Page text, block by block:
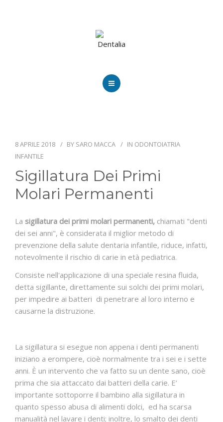
PRESTAZIONI
BLOG
PUBBLICAZIONI
ORARI
8 APRILE 2018 BY SARO MACCA IN ODONTOIATRIA
INFANTILE
Sigillatura Dei Primi
Molari Permanenti
La sigillatura dei primi molari permanenti, chiamati "denti
dei sei anni", è considerata il miglior metodo di
prevenzione della salute dentaria infantile, riduce, infatti,
notevolmente il rischio di carie in età pediatrica.
Consiste nell'applicazione di una speciale resina fluida,
detta sigillante, direttamente sui solchi dei primi molari,
per impedire ai batteri di penetrare al loro interno e
causarne la distruzione.
La sigillatura si esegue non appena i denti permanenti
iniziano a erompere, cioè normalmente tra i sei e i sette
anni. È un intervento che va fatto su un dente sano, cioè
prima che sia attaccato dai batteri della carie. E’
importante sottoporre il bambino alla sigillatura in
quanto spesso abusa di alimenti dolci, ed ha scarsa
manualità nel lavare i denti; inoltre, lo smalto dei denti